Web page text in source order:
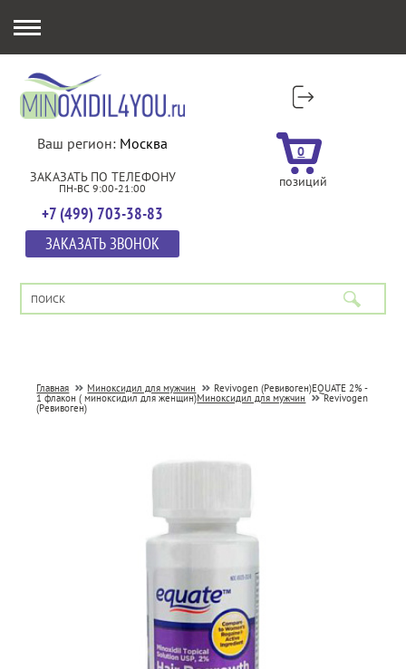
Ваш регион: Москва
ЗАКАЗАТЬ ПО ТЕЛЕФОНУ
ПН-ВС 9:00-21:00
+7 (499) 703-38-83
ЗАКАЗАТЬ ЗВОНОК
0
позиций
Главная Миноксидил для мужчин Revivogen (Ревивоген)EQUATE 2% -
1 флакон ( миноксидил для женщин)Миноксидил для мужчин Revivogen
(Ревивоген)